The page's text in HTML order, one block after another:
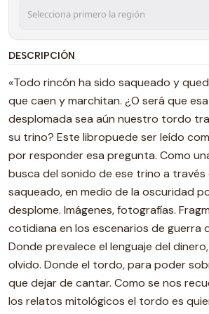
DESCRIPCIÓN
«Todo rincón ha sido saqueado y
que caen y marchitan. ¿O será que
desplomada sea aún nuestro tordo
su trino? Este libropuede ser leído
por responder esa pregunta. Como
busca del sonido de ese trino a
saqueado, en medio de la oscuridad
desplome. Imágenes, fotografías.
cotidiana en los escenarios de guerra
Donde prevalece el lenguaje del
olvido. Donde el tordo, para poder
que dejar de cantar. Como se nos
los relatos mitológicos el tordo es